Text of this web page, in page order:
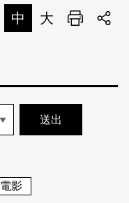
English
中 大 列印
電影